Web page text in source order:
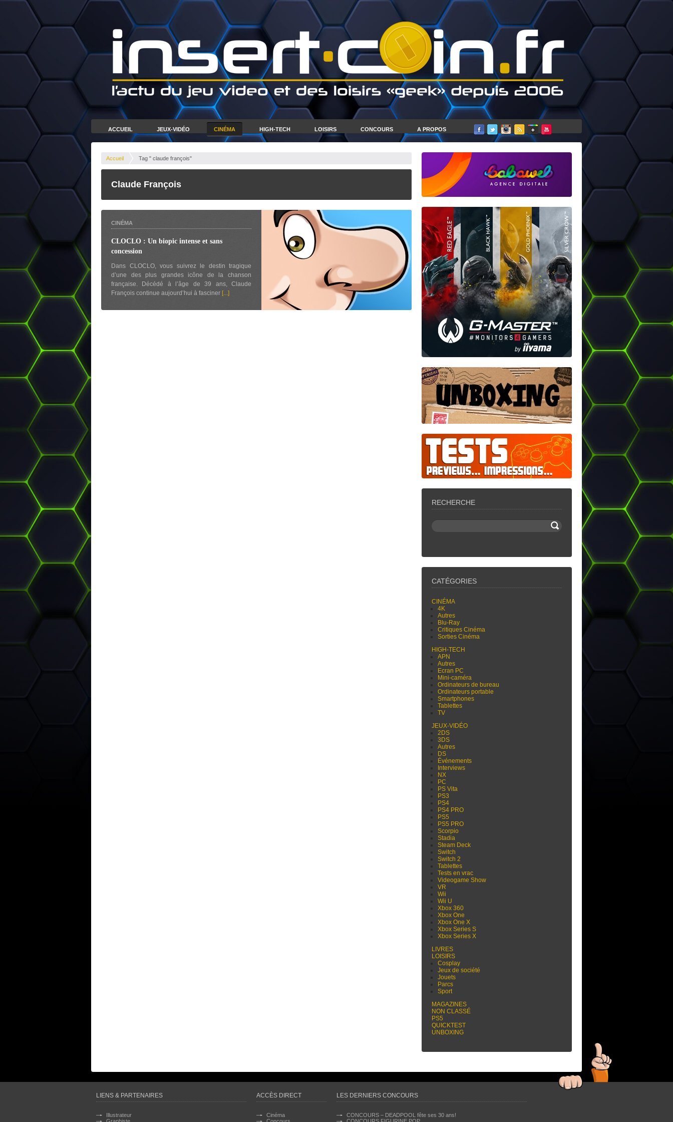
ACCUEIL JEUX-VIDÉO CINÉMA HIGH-TECH LOISIRS CONCOURS A PROPOS
Accueil Tag " claude françois"
Claude François
CINÉMA
CLOCLO : Un biopic intense et sans
concession
Dans CLOCLO, vous suivrez le destin tragique
d’une des plus grandes icône de la chanson
française. Décédé à l’âge de 39 ans, Claude
François continue aujourd’hui à fasciner [...]
RECHERCHE
CATÉGORIES
CINÉMA
4K
Autres
Blu-Ray
Critiques Cinéma
Sorties Cinéma
HIGH-TECH
APN
Autres
Ecran PC
Mini-caméra
Ordinateurs de bureau
Ordinateurs portable
Smartphones
Tablettes
TV
JEUX-VIDÉO
2DS
3DS
Autres
DS
Événements
Interviews
NX
PC
PS Vita
PS3
PS4
PS4 PRO
PS5
PS5 PRO
Scorpio
Stadia
Steam Deck
Switch
Switch 2
Tablettes
Tests en vrac
Videogame Show
VR
Wii
Wii U
Xbox 360
Xbox One
Xbox One X
Xbox Series S
Xbox Series X
LIVRES
LOISIRS
Cosplay
Jeux de société
Jouets
Parcs
Sport
MAGAZINES
NON CLASSÉ
PS5
QUICKTEST
UNBOXING
LIENS & PARTENAIRES
Illustrateur
ACCÈS DIRECT
Cinéma
LES DERNIERS CONCOURS
CONCOURS – DEADPOOL fête ses 30 ans!